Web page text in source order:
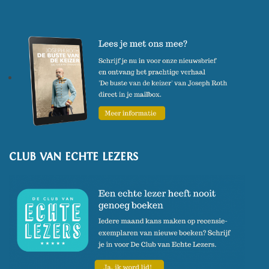
liefde voor het toneel werd
aangewakkerd door de
acteerlessen die ze volgde.
Twee jaar later werd ze
toegelaten tot de regieafdeling
Theaterschool. Tijdens deze
schrijven: verhalen, toneel,
schetsen. Al snel werd ze de
belangrijkste tekstleverancier
van haar klas: "Als er voor
CLUB VAN ECHTE LEZERS